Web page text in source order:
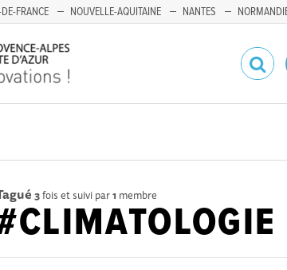
FRANCE NOUVELLE-AQUITAINE NANTES
3fois et suivi par1 membre